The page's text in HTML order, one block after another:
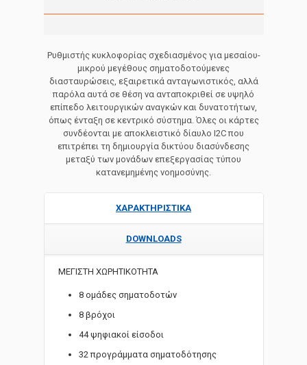
Ρυθμιστής κυκλοφορίας σχεδιασμένος για μεσαίου-
μικρού μεγέθους σηματοδοτούμενες
διασταυρώσεις, εξαιρετικά ανταγωνιστικός, αλλά
παρόλα αυτά σε θέση να ανταποκριθεί σε υψηλό
επίπεδο λειτουργικών αναγκών και δυνατοτήτων,
όπως ένταξη σε κεντρικό σύστημα. Όλες οι κάρτες
συνδέονται με αποκλειστικό δίαυλο I2C που
επιτρέπει τη δημιουργία δικτύου διασύνδεσης
μεταξύ των μονάδων επεξεργασίας τύπου
κατανεμημένης νοημοσύνης.
ΧΑΡΑΚΤΗΡΙΣΤΙΚΑ
DOWNLOADS
MΕΓΙΣΤΗ ΧΩΡΗΤΙΚΟΤΗΤΑ
8 ομάδες σηματοδοτών
8 βρόχοι
44 ψηφιακοί είσοδοι
32 προγράμματα σηματοδότησης